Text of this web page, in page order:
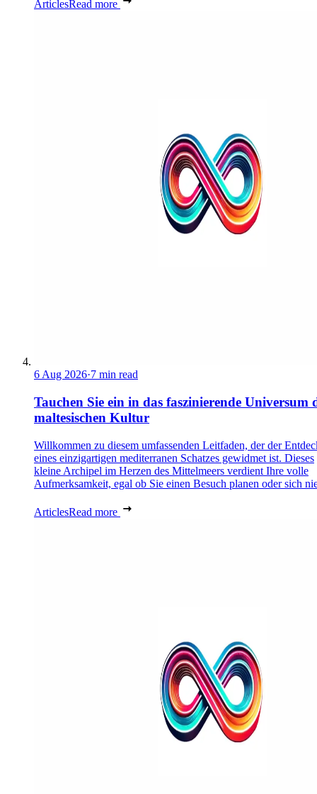
ArticlesRead more
6 Aug 2026·7 min read
Tauchen Sie ein in das faszinierende Universum
maltesischen Kultur
Willkommen zu diesem umfassenden Leitfaden, der der
eines einzigartigen mediterranen Schatzes gewidmet ist. Dieses
kleine Archipel im Herzen des Mittelmeers verdient Ihre volle
Aufmerksamkeit, egal ob Sie einen Besuch planen oder sich
ArticlesRead more